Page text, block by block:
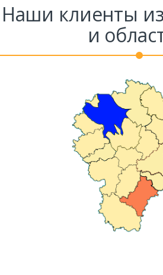
Наши клиенты
и